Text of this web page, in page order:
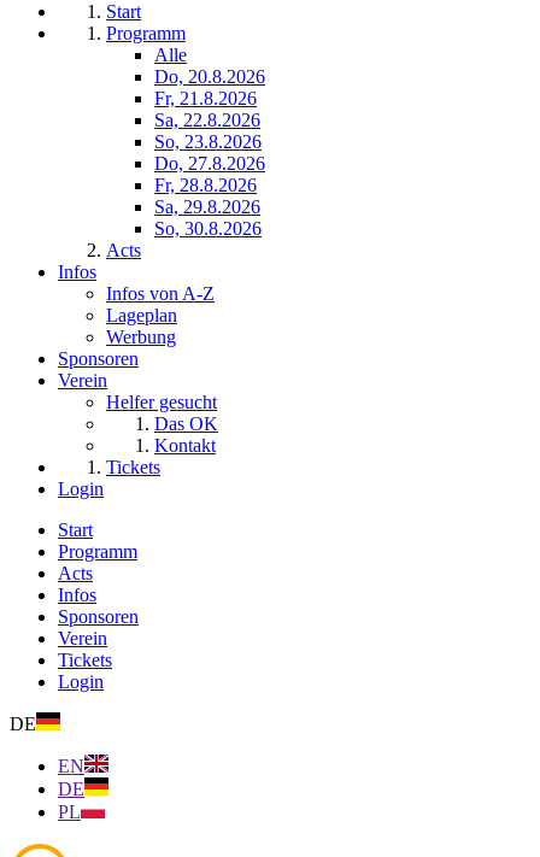
Start
Programm
Alle
Do, 20.8.2026
Fr, 21.8.2026
Sa, 22.8.2026
So, 23.8.2026
Do, 27.8.2026
Fr, 28.8.2026
Sa, 29.8.2026
So, 30.8.2026
Acts
Infos
Infos von A-Z
Lageplan
Werbung
Sponsoren
Verein
Helfer gesucht
Das OK
Kontakt
Tickets
Login
Start
Programm
Acts
Infos
Sponsoren
Verein
Tickets
Login
DE
EN
DE
PL